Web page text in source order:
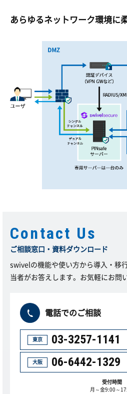
あらゆるネットワーク環境に
Contact Us
ご相談窓口・資料ダウンロード
swivelの機能や使い方から導入・移
当者がお答えします。 お気軽にお問
電話でのご相談
東京 03-3257-1141
大阪 06-6442-1329
受付時間
月～金9:00～